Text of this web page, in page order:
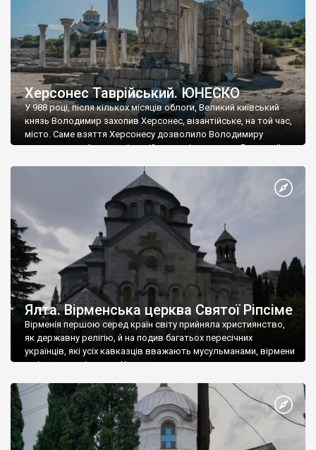
Херсонес Таврійський. ЮНЕСКО
У 988 році, після кількох місяців облоги, Великий київський
князь Володимир захопив Херсонес, візантійське, на той час,
місто. Саме взяття Херсонесу дозволило Володимиру
диктувати свої умови візантійському імператору Василю ІІ, та
Херсонесі Володимир-язичник, став Василем-християнином.
А потім було Хрещення Русі. На честь Херсонесу Таврійського
Ялта. Вірменська церква Святої Ріпсіме
Вірменія першою серед країн світу прийняла християнство,
як державну релігію, й на подив багатьох пересічних
українців, які усіх кавказців вважають мусульманами, вірмени
є відданими вірянами Христа